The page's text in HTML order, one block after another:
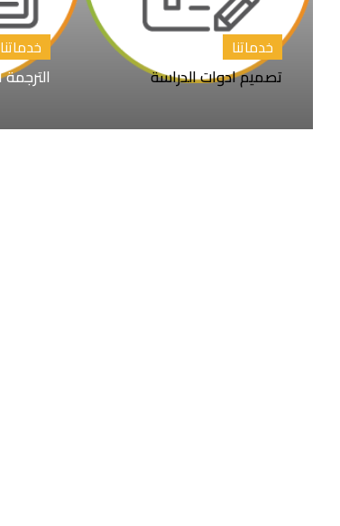
خدماتنا
تصميم ادوات الدراسة
خدماتنا
الترجمة